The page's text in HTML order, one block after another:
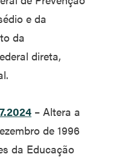
e da
da
direta,
– Altera a
de 1996
da Educação